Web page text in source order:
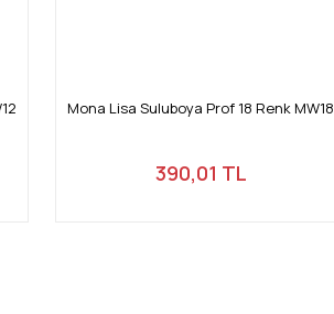
Mona Lisa Suluboya Prof 18 Renk MW18
390,01 TL